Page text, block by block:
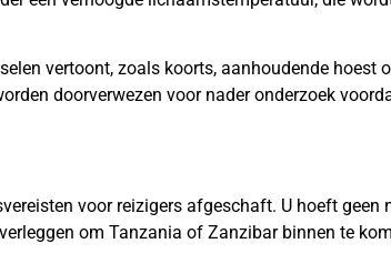
vertoont, zoals koorts, aanhoudende hoest
doorverwezen voor nader onderzoek
voor reizigers afgeschaft. U hoeft geen
om Tanzania of Zanzibar binnen te